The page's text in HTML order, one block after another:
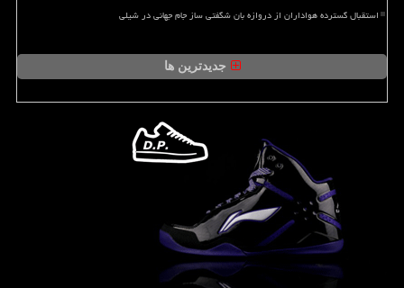
استقبال گسترده هواداران از دروازه بان شگفتی ساز جام جهانی در شیلی
جدیدترین ها